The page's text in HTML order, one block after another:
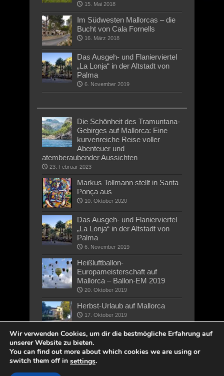
15. Mai 2018
Im Südwesten Mallorcas – die
Bucht von Cala Fornells
16. März 2018
Das Ausgeh- und Flanierviertel
„La Lonja“ in der Altstadt von
Palma
6. November 2019
Die Schönheit des Tramuntana-
Gebirges auf Mallorca: Eine
kurvenreiche Reise voller
Abenteuer und
atemberaubender Aussichten
23. Februar 2023
Markus Tollmann stellt in Santa
Ponça aus
10. Oktober 2020
Das Ausgeh- und Flanierviertel
„La Lonja“ in der Altstadt von
Palma
6. November 2019
Heißluftballon-
Europameisterschaft auf
Mallorca – Ballon-EM 2019
20. Oktober 2019
Herbst-Urlaub auf Mallorca
17. Oktober 2019
Wir verwenden Cookies, um dir die bestmögliche Erfahrung auf
unserer Website zu bieten.
You can find out more about which cookies we are using or
switch them off in settings.